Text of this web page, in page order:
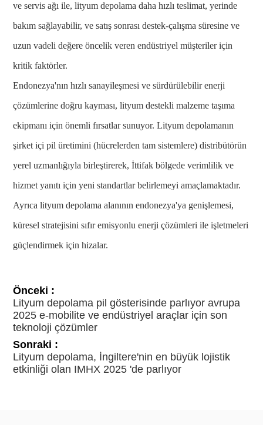
ve servis ağı ile, lityum depolama daha hızlı teslimat, yerinde
bakım sağlayabilir, ve satış sonrası destek-çalışma süresine ve
uzun vadeli değere öncelik veren endüstriyel müşteriler için
kritik faktörler.
Endonezya'nın hızlı sanayileşmesi ve sürdürülebilir enerji
çözümlerine doğru kayması, lityum destekli malzeme taşıma
ekipmanı için önemli fırsatlar sunuyor. Lityum depolamanın
şirket içi pil üretimini (hücrelerden tam sistemlere) distribütörün
yerel uzmanlığıyla birleştirerek, İttifak bölgede verimlilik ve
hizmet yanıtı için yeni standartlar belirlemeyi amaçlamaktadır.
Ayrıca lityum depolama alanının endonezya'ya genişlemesi,
küresel stratejisini sıfır emisyonlu enerji çözümleri ile işletmeleri
güçlendirmek için hizalar.
Önceki :
Lityum depolama pil gösterisinde parlıyor avrupa
2025 e-mobilite ve endüstriyel araçlar için son
teknoloji çözümler
Sonraki :
Lityum depolama, İngiltere'nin en büyük lojistik
etkinliği olan IMHX 2025 'de parlıyor